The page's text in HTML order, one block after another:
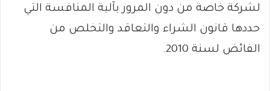
لشركة خاصة من دون المرور بآلية المنافسة التي
حددها قانون الشراء والتعاقد والتخلص من
الفائض لسنة 2010.